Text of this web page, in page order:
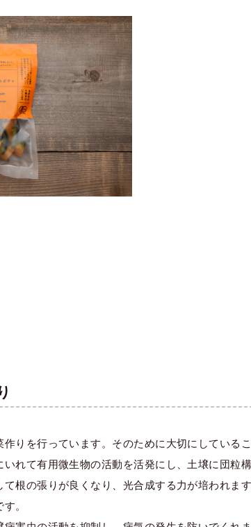
りを行っています。そのために大切にしている
れて有用微生物の活動を活発にし、土壌に団粒
根の張りが良くなり、光合成する力が培われま
。